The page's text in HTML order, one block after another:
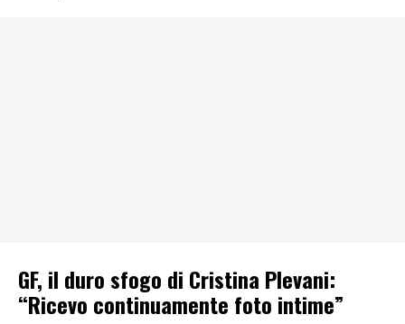
GF, il duro sfogo di Cristina Plevani:
“Ricevo continuamente foto intime”